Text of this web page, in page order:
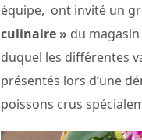
équipe, ont invité un
culinaire » du
duquel les différentes
présentés lors d’une
poissons crus